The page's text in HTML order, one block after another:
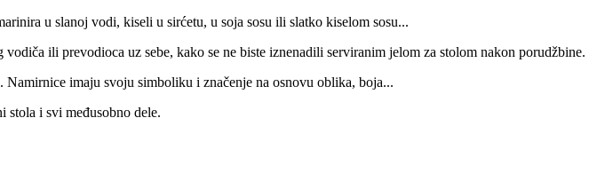
u slanoj vodi, kiseli u sirćetu, u soja sosu ili slatko kiselom sosu...
ili prevodioca uz sebe, kako se ne biste iznenadili serviranim jelom za stolom nakon porudžbine.
imaju svoju simboliku i značenje na osnovu oblika, boja...
stola i svi međusobno dele.